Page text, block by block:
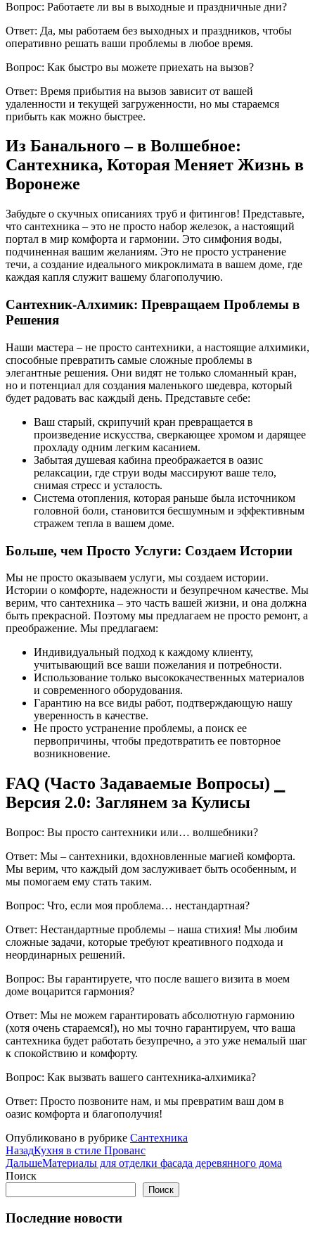
Вопрос: Работаете ли вы в выходные и праздничные дни?
Ответ: Да, мы работаем без выходных и праздников, чтобы
оперативно решать ваши проблемы в любое время.
Вопрос: Как быстро вы можете приехать на вызов?
Ответ: Время прибытия на вызов зависит от вашей
удаленности и текущей загруженности, но мы стараемся
прибыть как можно быстрее.
Из Банального – в Волшебное:
Сантехника, Которая Меняет Жизнь в
Воронеже
Забудьте о скучных описаниях труб и фитингов! Представьте,
что сантехника – это не просто набор железок, а настоящий
портал в мир комфорта и гармонии. Это симфония воды,
подчиненная вашим желаниям. Это не просто устранение
течи, а создание идеального микроклимата в вашем доме, где
каждая капля служит вашему благополучию.
Сантехник-Алхимик: Превращаем Проблемы в
Решения
Наши мастера – не просто сантехники, а настоящие алхимики,
способные превратить самые сложные проблемы в
элегантные решения. Они видят не только сломанный кран,
но и потенциал для создания маленького шедевра, который
будет радовать вас каждый день. Представьте себе:
Ваш старый, скрипучий кран превращается в
произведение искусства, сверкающее хромом и дарящее
прохладу одним легким касанием.
Забытая душевая кабина преображается в оазис
релаксации, где струи воды массируют ваше тело,
снимая стресс и усталость.
Система отопления, которая раньше была источником
головной боли, становится бесшумным и эффективным
стражем тепла в вашем доме.
Больше, чем Просто Услуги: Создаем Истории
Мы не просто оказываем услуги, мы создаем истории.
Истории о комфорте, надежности и безупречном качестве. Мы
верим, что сантехника – это часть вашей жизни, и она должна
быть прекрасной. Поэтому мы предлагаем не просто ремонт, а
преображение. Мы предлагаем:
Индивидуальный подход к каждому клиенту,
учитывающий все ваши пожелания и потребности.
Использование только высококачественных материалов
и современного оборудования.
Гарантию на все виды работ, подтверждающую нашу
уверенность в качестве.
Не просто устранение проблемы, а поиск ее
первопричины, чтобы предотвратить ее повторное
возникновение.
FAQ (Часто Задаваемые Вопросы) ⎯
Версия 2.0: Заглянем за Кулисы
Вопрос: Вы просто сантехники или… волшебники?
Ответ: Мы – сантехники, вдохновленные магией комфорта.
Мы верим, что каждый дом заслуживает быть особенным, и
мы помогаем ему стать таким.
Вопрос: Что, если моя проблема… нестандартная?
Ответ: Нестандартные проблемы – наша стихия! Мы любим
сложные задачи, которые требуют креативного подхода и
неординарных решений.
Вопрос: Вы гарантируете, что после вашего визита в моем
доме воцарится гармония?
Ответ: Мы не можем гарантировать абсолютную гармонию
(хотя очень стараемся!), но мы точно гарантируем, что ваша
сантехника будет работать безупречно, а это уже немалый шаг
к спокойствию и комфорту.
Вопрос: Как вызвать вашего сантехника-алхимика?
Ответ: Просто позвоните нам, и мы превратим ваш дом в
оазис комфорта и благополучия!
Опубликовано в рубрике Сантехника
НазадКухня в стиле Прованс
ДальшеМатериалы для отделки фасада деревянного дома
Поиск
Поиск
Последние новости